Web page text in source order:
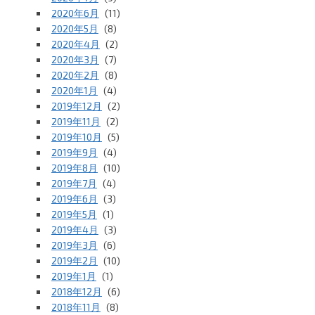
2020年6月
(11)
2020年5月
(8)
2020年4月
(2)
2020年3月
(7)
2020年2月
(8)
2020年1月
(4)
2019年12月
(2)
2019年11月
(2)
2019年10月
(5)
2019年9月
(4)
2019年8月
(10)
2019年7月
(4)
2019年6月
(3)
2019年5月
(1)
2019年4月
(3)
2019年3月
(6)
2019年2月
(10)
2019年1月
(1)
2018年12月
(6)
2018年11月
(8)